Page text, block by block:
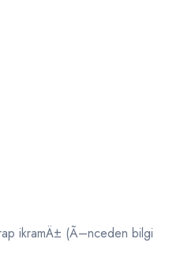
ikramÄ± (Ã–nceden bilgi